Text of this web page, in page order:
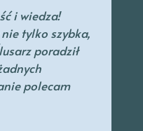
i wiedza!
nie tylko szybka,
poradził
polecam